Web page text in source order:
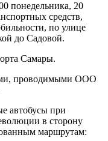
понедельника, 20
средств,
по улице
до Садовой.
Самары.
проводимыми ООО
автобусы при
в сторону
маршрутам: